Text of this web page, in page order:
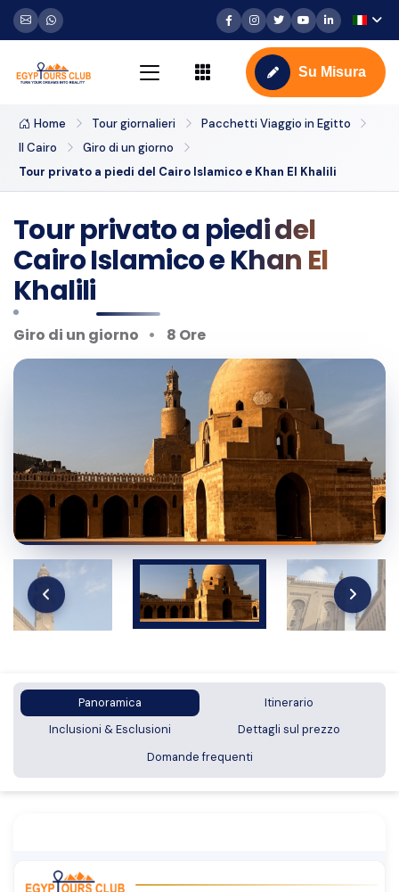
Su Misura
Home Tour giornalieri
Pacchetti Viaggio in Egitto
Il Cairo
Giro di un giorno
Tour privato a piedi del Cairo Islamico e Khan El Khalili
Tour privato a piedi del
Cairo Islamico e Khan El
Khalili
Giro di un giorno 8 Ore
Panoramica
Itinerario
Inclusioni & Esclusioni
Dettagli sul prezzo
Domande frequenti